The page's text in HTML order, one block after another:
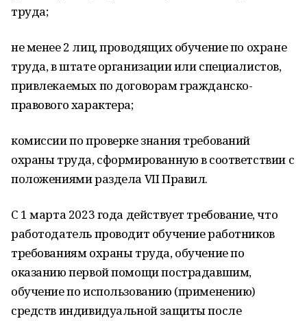
труда;
не менее 2 лиц, проводящих обучение по охране
труда, в штате организации или специалистов,
привлекаемых по договорам гражданско-
правового характера;
комиссии по проверке знания требований
охраны труда, сформированную в соответствии с
положениями раздела VII Правил.
С 1 марта 2023 года действует требование, что
работодатель проводит обучение работников
требованиям охраны труда, обучение по
оказанию первой помощи пострадавшим,
обучение по использованию (применению)
средств индивидуальной защиты после